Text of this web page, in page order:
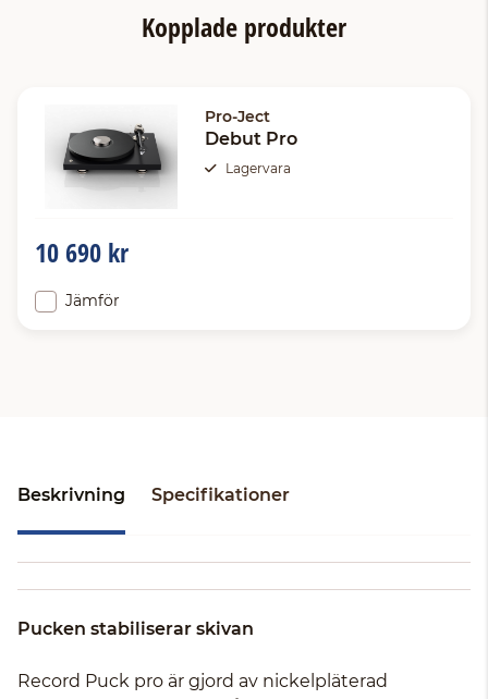
Kopplade produkter
Pro-Ject
Debut Pro
Lagervara
10 690 kr
Jämför
Beskrivning Specifikationer
Pucken stabiliserar skivan
Record Puck pro är gjord av nickelpläterad